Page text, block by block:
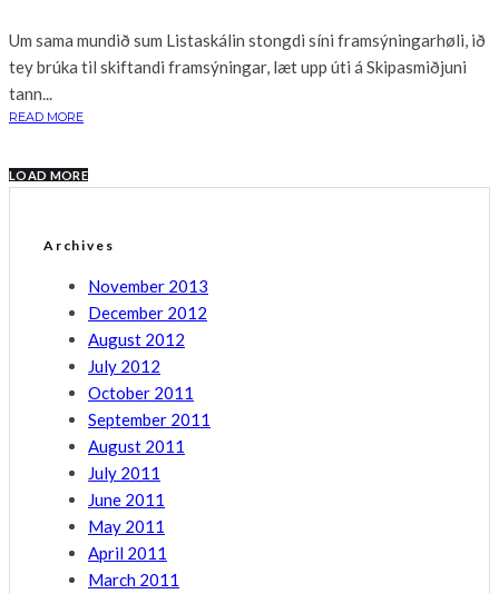
Um sama mundið sum Listaskálin stongdi síni framsýningarhøli, ið
tey brúka til skiftandi framsýningar, læt upp úti á Skipasmiðjuni
tann...
READ MORE
LOAD MORE
Archives
November 2013
December 2012
August 2012
July 2012
October 2011
September 2011
August 2011
July 2011
June 2011
May 2011
April 2011
March 2011